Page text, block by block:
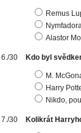
Remus
Alastor
Kdo byl
M.
Harry
Nikdo,
Kolikrát